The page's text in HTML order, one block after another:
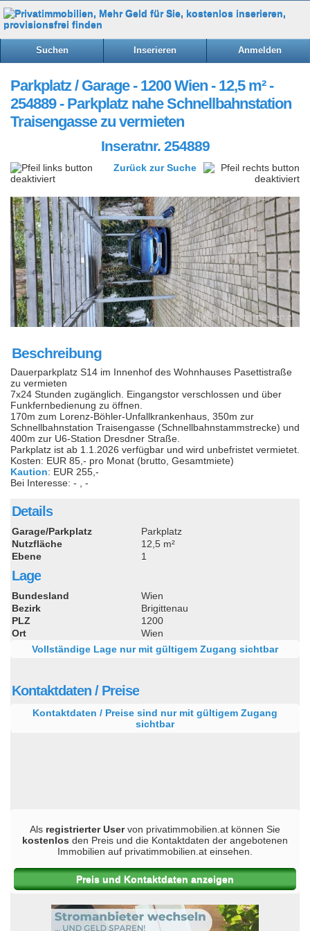
Suchen Inserieren Anmelden
Parkplatz / Garage - 1200 Wien - 12,5 m² -
254889 - Parkplatz nahe Schnellbahnstation
Traisengasse zu vermieten
Inseratnr. 254889
Zurück zur Suche
Beschreibung
Dauerparkplatz S14 im Innenhof des Wohnhauses Pasettistraße
zu vermieten
7x24 Stunden zugänglich. Eingangstor verschlossen und über
Funkfernbedienung zu öffnen.
170m zum Lorenz-Böhler-Unfallkrankenhaus, 350m zur
Schnellbahnstation Traisengasse (Schnellbahnstammstrecke) und
400m zur U6-Station Dresdner Straße.
Parkplatz ist ab 1.1.2026 verfügbar und wird unbefristet vermietet.
Kosten: EUR 85,- pro Monat (brutto, Gesamtmiete)
Kaution: EUR 255,-
Bei Interesse: - , -
Details
Garage/Parkplatz
Parkplatz
Nutzfläche
12,5 m²
Ebene
1
Lage
Bundesland
Wien
Bezirk
Brigittenau
PLZ
1200
Ort
Wien
Vollständige Lage nur mit gültigem Zugang sichtbar
Kontaktdaten / Preise
Kontaktdaten / Preise sind nur mit gültigem Zugang
sichtbar
Als registrierter Uservon privatimmobilien.at können Sie
kostenlos den Preis und die Kontaktdaten der angebotenen
Immobilien auf privatimmobilien.at einsehen.
Preis und Kontaktdaten anzeigen